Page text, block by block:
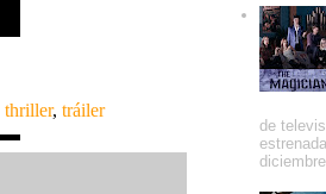
thriller, tráiler
de